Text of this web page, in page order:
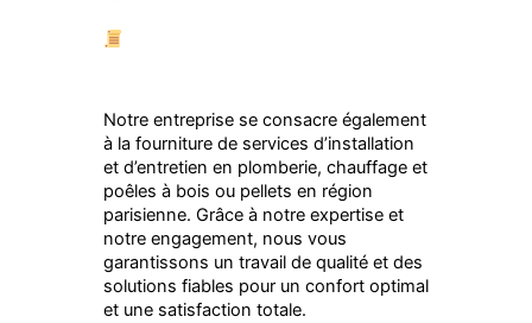
Notre entreprise se consacre également
à la fourniture de services d’installation
et d’entretien en plomberie, chauffage et
poêles à bois ou pellets en région
parisienne. Grâce à notre expertise et
notre engagement, nous vous
garantissons un travail de qualité et des
solutions fiables pour un confort optimal
et une satisfaction totale.